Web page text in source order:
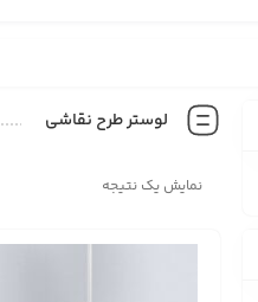
لوستر طرح نقاشی
نمایش یک نتیجه